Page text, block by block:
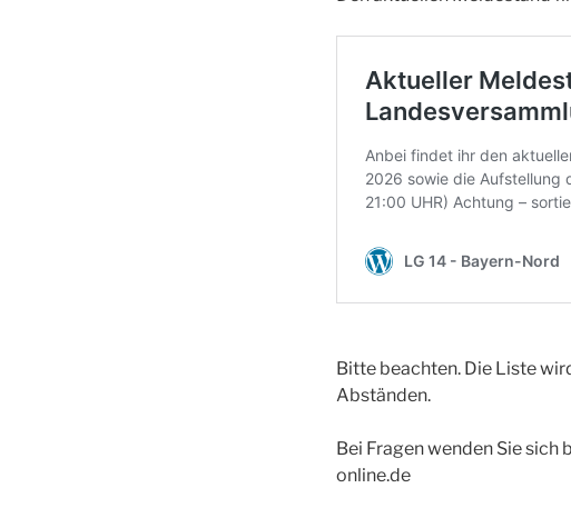
Bitte beachten. Die Liste
Abständen.
Bei Fragen wenden Sie sich
online.de